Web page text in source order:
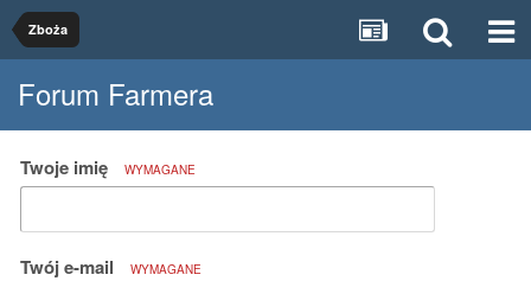
Zboża
Forum Farmera
Twoje imię WYMAGANE
Twój e-mail WYMAGANE